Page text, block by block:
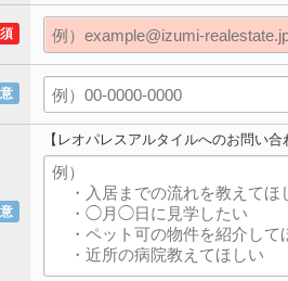
【レオパレスアルタイルへのお問い合